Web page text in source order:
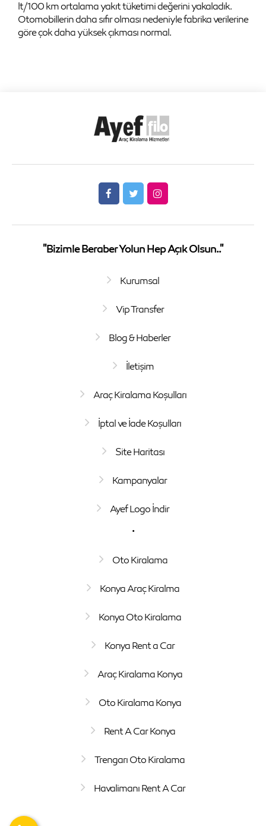
lt/100 km ortalama yakıt tüketimi değerini yakaladık.
Otomobillerin daha sıfır olması nedeniyle fabrika verilerine
göre çok daha yüksek çıkması normal.
"Bizimle Beraber Yolun Hep Açık Olsun.."
Kurumsal
Vip Transfer
Blog & Haberler
İletişim
Araç Kiralama Koşulları
İptal ve İade Koşulları
Site Haritası
Kampanyalar
Ayef Logo İndir
.
Oto Kiralama
Konya Araç Kiralma
Konya Oto Kiralama
Konya Rent a Car
Araç Kiralama Konya
Oto Kiralama Konya
Rent A Car Konya
Trengarı Oto Kiralama
Havalimanı Rent A Car